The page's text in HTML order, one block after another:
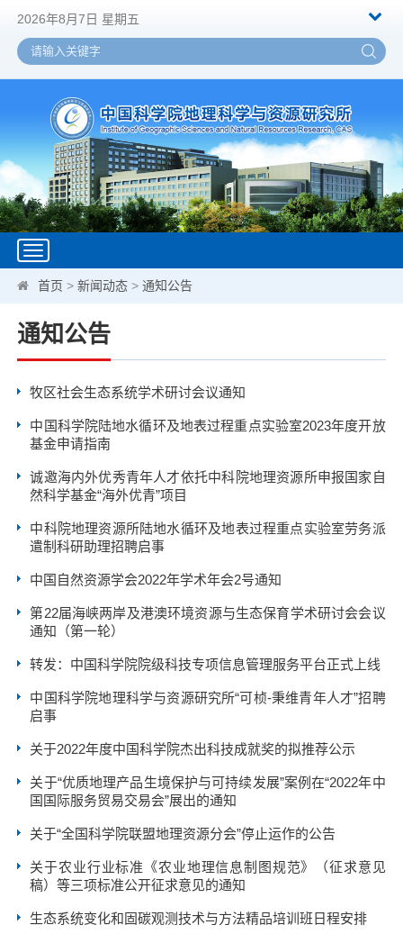
2026年8月7日 星期五
Toggle
navigation
首页 >新闻动态 >通知公告
通知公告
牧区社会生态系统学术研讨会议通知
中国科学院陆地水循环及地表过程重点实验室2023年度开放
基金申请指南
诚邀海内外优秀青年人才依托中科院地理资源所申报国家自
然科学基金“海外优青”项目
中科院地理资源所陆地水循环及地表过程重点实验室劳务派
遣制科研助理招聘启事
中国自然资源学会2022年学术年会2号通知
第22届海峡两岸及港澳环境资源与生态保育学术研讨会会议
通知（第一轮）
转发：中国科学院院级科技专项信息管理服务平台正式上线
中国科学院地理科学与资源研究所“可桢-秉维青年人才”招聘
启事
关于2022年度中国科学院杰出科技成就奖的拟推荐公示
关于“优质地理产品生境保护与可持续发展”案例在“2022年中
国国际服务贸易交易会”展出的通知
关于“全国科学院联盟地理资源分会”停止运作的公告
关于农业行业标准《农业地理信息制图规范》（征求意见
稿）等三项标准公开征求意见的通知
生态系统变化和固碳观测技术与方法精品培训班日程安排